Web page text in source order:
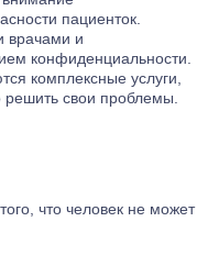
пациенток.
врачами и
конфиденциальности.
комплексные услуги,
решить свои проблемы.
что человек не может